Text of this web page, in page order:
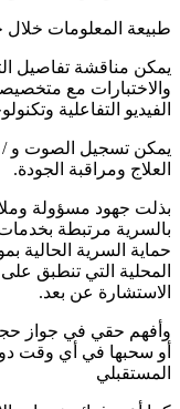
طبيعة المعلومات
يمكن مناقشة تفاصيل
والاختبارات مع
الفيديو التفاعلية
يمكن تسجيل الصوت و /
العلاج ومراقبة الجودة.
بذلت جهود مسؤولة
بالسرية مرتبطة
حماية السرية الحالية
المحلية التي تنطبق
الاستشارة عن بعد.
وأفهم حقي في جواز
أو سحبها في أي وقت
المستقبلي